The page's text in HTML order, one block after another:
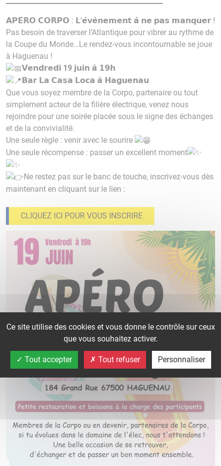
𝗔𝗣𝗘́𝗥𝗢 𝗖𝗢𝗥𝗣𝗢 : 𝗟’𝗲́𝘃𝗲̀𝗻𝗲𝗺𝗲𝗻𝘁 𝗮̀ 𝗻𝗲 𝗽𝗮𝘀 𝗺𝗮𝗻𝗾𝘂𝗲𝗿 !
Pas besoin de traverser l’Atlantique pour vibrer au rythme de
la Coupe du Monde…Le rendez-vous incontournable se joue
à Haguenau !
𝗩𝗲𝗻𝗱𝗿𝗲𝗱𝗶 19 𝗷𝘂𝗶𝗻 𝗮̀ 𝟭𝟵𝗵
𝗕𝗮𝗿 𝗟𝗮 𝗖𝗮𝘀𝗮 𝗟𝗼𝗰𝗮 𝗮̀ 𝗛𝗮𝗴𝘂𝗲𝗻𝗮𝘂
Que vous soyez membre de la Corpo, partenaire ou tout
simplement acteur de la filière électrique, venez nous
rejoindre pour une soirée placée sous le signe des échanges
et de la convivialité.
Une seule règle : venir avec le sourire
Une seule récompense : passer un excellent moment
Ne restez pas sur le banc de touche, inscrivez-vous dès
maintenant en cliquant sur le lien :
CLIQUEZ ICI POUR VOUS INSCRIRE
Ce site utilise des cookies et vous donne le contrôle sur ceux
que vous souhaitez activer.
Tout accepter Tout refuser Personnaliser